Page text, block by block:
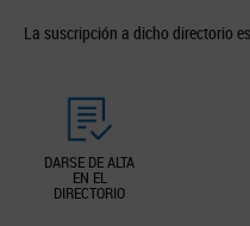
La suscripción a dicho directorio
DARSE DE ALTA
EN EL
DIRECTORIO